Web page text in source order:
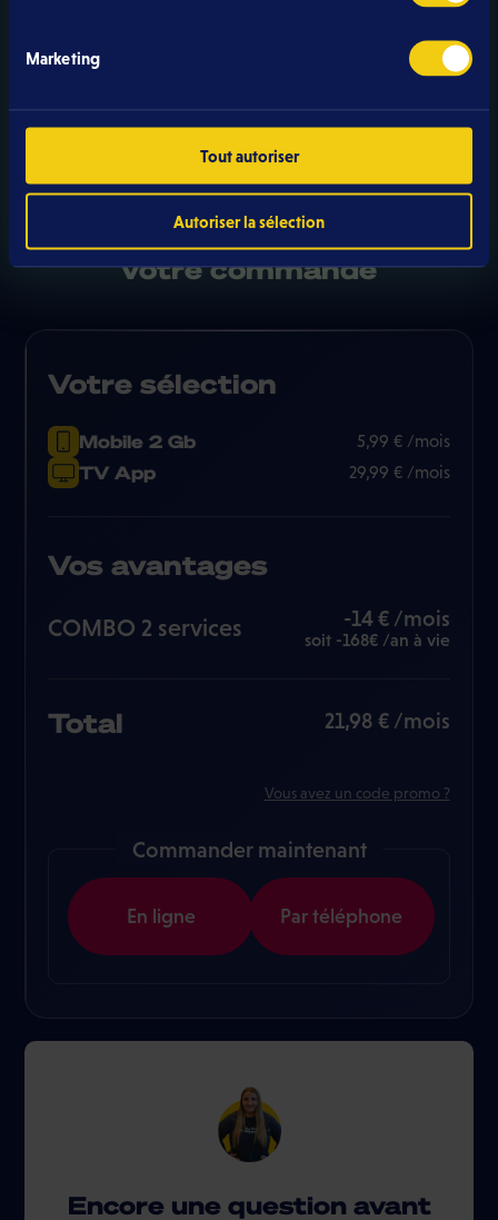
Marketing
Tout autoriser
Autoriser la sélection
La TV sur tous vos écrans. Compatible TV connectée,
Récapitulatif de
votre commande
Votre sélection
Mobile 2 Gb 5,99 € /mois
TV App 29,99 € /mois
Vos avantages
COMBO 2 services -14 € /mois
soit -168€ /an à vie
Total 21,98 € /mois
Vous avez un code promo ?
Commander maintenant
En ligne Par téléphone
Encore une question avant